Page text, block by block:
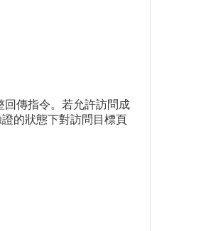
傳指令。若允許訪問成
的狀態下對訪問目標頁